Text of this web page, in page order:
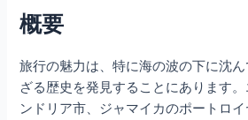
概要
旅行の魅力は、特に海の波の下に沈
ざる歴史を発見することにあります
ンドリア市、ジャマイカのポートロ